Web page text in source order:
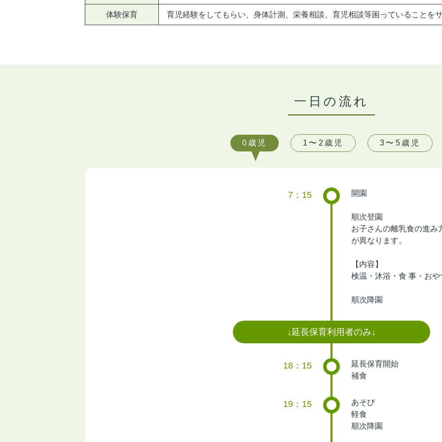
体験保育 育児経験をしてもらい、身体計測、栄養相談、育児相談等困っていることを
一日の流れ
0歳児 1〜2歳児 3〜5歳児
7：15 開園
順次登園
お子さんの離乳食の進み
が異なります。
【内容】
検温・沐浴・食 事・お
順次降園
↓延長保育利用者のみ↓
18：15
延長保育開始
補食
19：15
あそび
軽食
順次降園